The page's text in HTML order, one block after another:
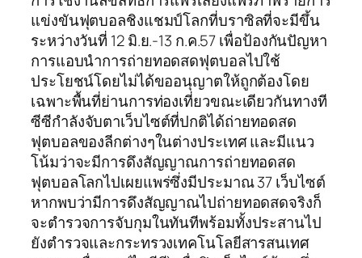
แข่งขันฟุตบอลชิงแชมป์โลกที่บราซิลที่จะมีขึ้น
ระหว่างวันที่ 12 มิ.ย.-13 ก.ค.57 เพื่อป้องกันปัญหา
การแอบนำการถ่ายทอดสดฟุตบอลไปใช้
ประโยชน์โดยไม่ได้ขออนุญาตให้ถูกต้องโดย
เฉพาะพื้นที่ย่านการท่องเที่ยวขณะเดียวกันทางที
ซีซีกำลังจับตาเว็บไซต์ที่ปกติได้ถ่ายทอดสด
ฟุตบอลของลีกต่างๆในต่างประเทศ และมีแนว
โน้มว่าจะมีการดึงสัญญาณการถ่ายทอดสด
ฟุตบอลโลกไปเผยแพร่ซึ่งมีประมาณ 37 เว็บไซต์
หากพบว่ามีการดึงสัญญาณไปถ่ายทอดสดจริงก็
จะตำรวจการจับกุมในทันทีพร้อมทั้งประสานไป
ยังตำรวจและกระทรวงเทคโนโลยีสารสนเทศ